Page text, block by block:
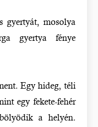
gyertyát, mosolya
gyertya fénye
Egy hideg, téli
egy fekete-fehér
a helyén.